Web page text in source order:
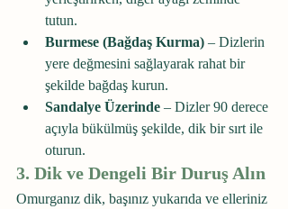
tutun.
Burmese (Bağdaş Kurma) – Dizlerin
yere değmesini sağlayarak rahat bir
şekilde bağdaş kurun.
Sandalye Üzerinde – Dizler 90 derece
açıyla bükülmüş şekilde, dik bir sırt ile
oturun.
3. Dik ve Dengeli Bir Duruş Alın
Omurganız dik, başınız yukarıda ve elleriniz